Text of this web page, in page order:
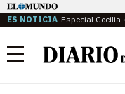
ES NOTICIA Especial Cecilia
Menú